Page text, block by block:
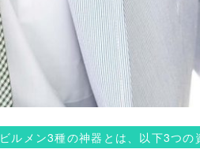
ビルメン3種の神器とは、以下3つの